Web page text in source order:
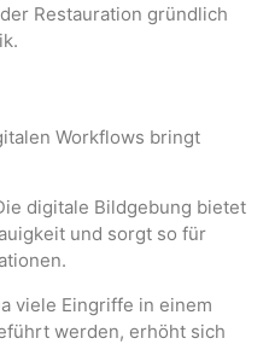
Restauration gründlich
Workflows bringt
digitale Bildgebung bietet
und sorgt so für
viele Eingriffe in einem
werden, erhöht sich